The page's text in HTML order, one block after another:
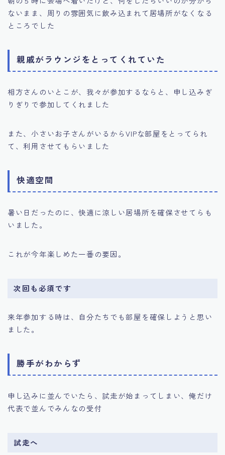
ないまま、周りの雰囲気に飲み込まれて居場所がなくなる
ところでした
親戚がラウンジをとってくれていた
相方さんのいとこが、我々が参加するならと、申し込みぎ
りぎりで参加してくれました
また、小さいお子さんがいるからVIPな部屋をとってられ
て、利用させてもらいました
快適空間
暑い日だったのに、快適に涼しい居場所を確保させてらも
いました。
これが今年楽しめた一番の要因。
次回も必須です
来年参加する時は、自分たちでも部屋を確保しようと思い
ました。
勝手がわからず
申し込みに並んでいたら、試走が始まってしまい、俺だけ
代表で並んでみんなの受付
試走へ